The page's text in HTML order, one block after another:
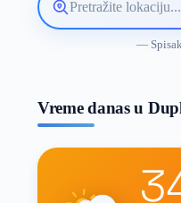
Pretražite
lokaciju
—
Vreme danas u